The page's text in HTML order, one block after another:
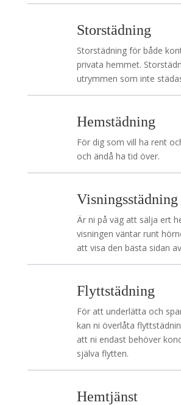
Storstädning
Storstädning för både
privata hemmet.
utrymmen som inte
Hemstädning
För dig som vill ha rent
och ändå ha tid över.
Visningsstädning
Är ni på väg att sälja ert
visningen väntar runt
att visa den bästa sidan
Flyttstädning
För att underlätta och
kan ni överlåta
att ni endast behöver
själva flytten.
Hemtjänst